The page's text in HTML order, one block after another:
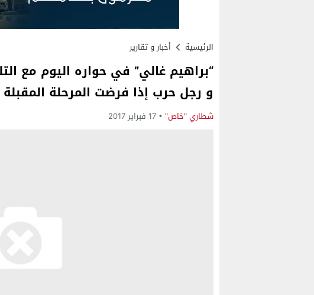
الرئيسية أخبار و تقارير
“براهيم غالي” في حواره اليوم مع
و رجل حرب إذا فرضت المرحلة
شطاري "خاص" 17 فبراير 2017